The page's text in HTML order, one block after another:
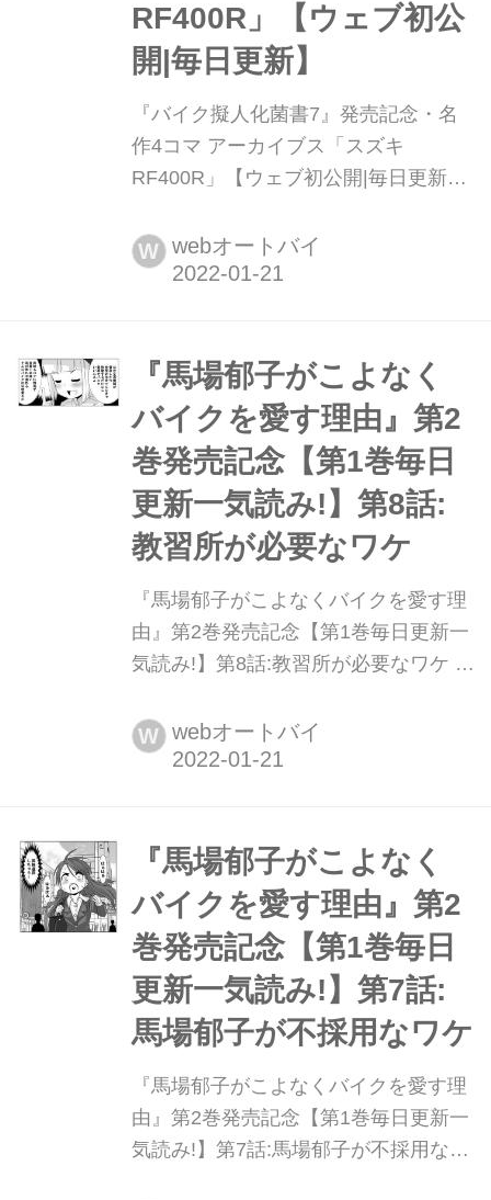
RF400R」【ウェブ初公
開|毎日更新】
『バイク擬人化菌書7』発売記念・名
作4コマ アーカイブス「スズキ
RF400R」【ウェブ初公開|毎日更新】
秀吉)大好評発売中!
W webオートバイ
『馬場郁子がこよなく
バイクを愛す理由』第2
巻発売記念【第1巻毎日
更新一気読み!】第8話:
教習所が必要なワケ
『馬場郁子がこよなくバイクを愛す理
由』第2巻発売記念【第1巻毎日更新一
気読み!】第8話:教習所が必要なワケ 最
す理由2』(著:鈴木秀吉)大好評発売中!
W webオートバイ
『馬場郁子がこよなく
バイクを愛す理由』第2
巻発売記念【第1巻毎日
更新一気読み!】第7話:
馬場郁子が不採用なワケ
『馬場郁子がこよなくバイクを愛す理
由』第2巻発売記念【第1巻毎日更新一
気読み!】第7話:馬場郁子が不採用なワ